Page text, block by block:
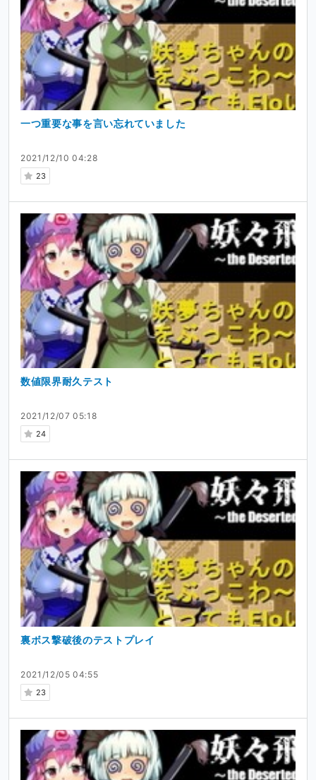
2021/12/10 04:28
23
一つ重要な事を言い忘れていました
2021/12/07 05:18
24
数値限界耐久テスト
2021/12/05 04:55
23
裏ボス撃破後のテストプレイ